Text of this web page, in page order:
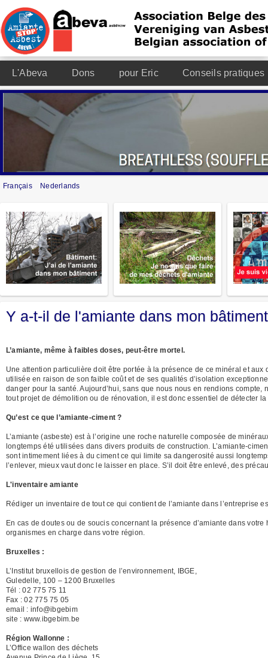
L'Abeva Dons pour Eric Conseils pratiques
Français Nederlands
Y a-t-il de l'amiante dans mon
L’amiante, même à faibles doses, peut-être mortel.
Une attention particulière doit être portée à la présence de ce minéral et
utilisée en raison de son faible coût et de ses qualités d’isolation
danger pour la santé. Aujourd’hui, sans que nous nous en rendions
tout projet de démolition ou de rénovation, il est donc essentiel de détecter
Qu’est ce que l’amiante-ciment ?
L’amiante (asbeste) est à l’origine une roche naturelle composée de
longtemps été utilisées dans divers produits de construction. L’amiante-
sont intimement liées à du ciment ce qui limite sa dangerosité aussi
l’enlever, mieux vaut donc le laisser en place. S’il doit être enlevé, des
L'inventaire amiante
Rédiger un inventaire de tout ce qui contient de l’amiante dans l’entreprise
En cas de doutes ou de soucis concernant la présence d’amiante dans
organismes en charge dans votre région.
Bruxelles :
L’Institut bruxellois de gestion de l’environnement, IBGE,
Guledelle, 100 – 1200 Bruxelles
Tél : 02 775 75 11
Fax : 02 775 75 05
email : info@ibgebim
site : www.ibgebim.be
Région Wallonne :
L’Office wallon des déchets